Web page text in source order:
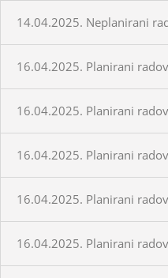
14.04.2025. Neplanirani
16.04.2025. Planirani
16.04.2025. Planirani
16.04.2025. Planirani
16.04.2025. Planirani
16.04.2025. Planirani